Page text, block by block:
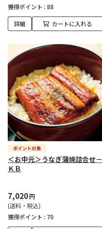
獲得ポイント : 88
詳細 カートに入れる
＜お中元＞うなぎ蒲焼詰合せ－
ＫＢ
7,020円
(送料・税込)
獲得ポイント : 70